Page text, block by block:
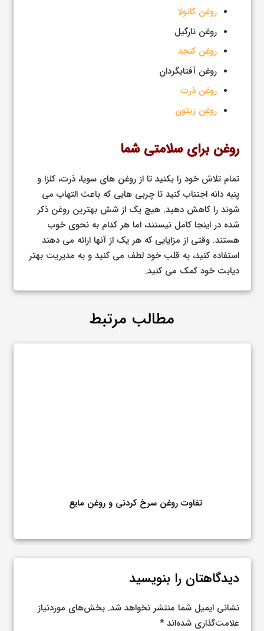
روغن کانولا
روغن نارگیل
روغن کنجد
روغن آفتابگردان
روغن ذرت
روغن زیتون
روغن برای سلامتی شما
تمام تلاش خود را بکنید تا از روغن های سویا، ذرت، کلزا و
پنبه دانه اجتناب کنید تا چربی هایی که باعث التهاب می
شوند را کاهش دهید. هیچ یک از شش بهترین روغن ذکر
شده در اینجا کامل نیستند، اما هر کدام به نحوی خوب
هستند. وقتی از مزایایی که هر یک از آنها ارائه می دهند
استفاده کنید، به قلب خود لطف می کنید و به مدیریت بهتر
دیابت خود کمک می کنید.
مطالب مرتبط
تفاوت روغن سرخ کردنی و روغن مایع
دیدگاهتان را بنویسید
نشانی ایمیل شما منتشر نخواهد شد. بخش‌های موردنیاز
علامت‌گذاری شده‌اند*